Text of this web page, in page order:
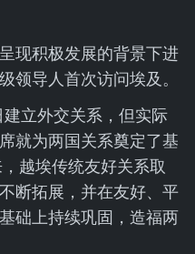
现积极发展的背景下进
领导人首次访问埃及。
立外交关系，但实际
就为两国关系奠定了基
越埃传统友好关系取
断拓展，并在友好、平
础上持续巩固，造福两